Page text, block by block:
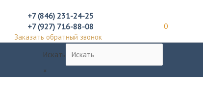
+7 (846) 231-24-25
+7 (927) 716-88-08
Заказать обратный звонок
0
Искать
×